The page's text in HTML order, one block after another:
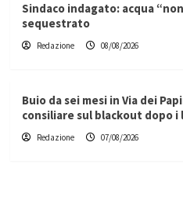
Sindaco indagato: acqua
sequestrato
Redazione 08/08/2026
Buio da sei mesi in Via dei
consiliare sul blackout dopo
Redazione 07/08/2026